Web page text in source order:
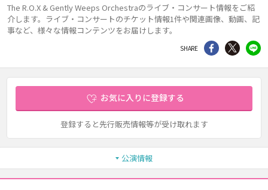
The R.O.X & Gently Weeps Orchestraのライブ・コンサート情報をご紹
介します。ライブ・コンサートのチケット情報1件や関連画像、動画、記
事など、様々な情報コンテンツをお届けします。
SHARE シェア Twitter
お気に入りに登録する
登録すると先行販売情報等が受け取れます
公演情報